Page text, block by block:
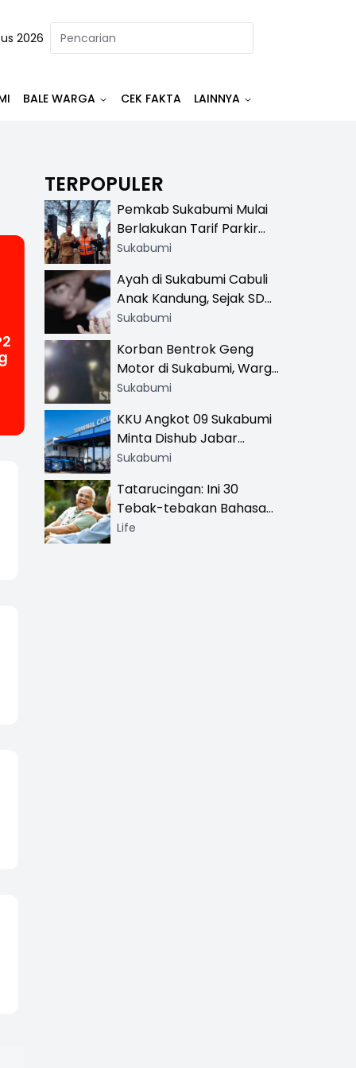
2026
BALE WARGA CEK FAKTA LAINNYA
TERPOPULER
Pemkab Sukabumi Mulai
Berlakukan Tarif Parkir
Resmi di 13 Lokasi Wisata,
Khusus
Sukabumi
Ayah di Sukabumi Cabuli
Anak Kandung, Sejak SD
Hingga SMA
Sukabumi
Korban Bentrok Geng
Motor di Sukabumi, Warga
dan Sopir Tangki
Sukabumi
KKU Angkot 09 Sukabumi
Minta Dishub Jabar
Tertibkan Trayek Ciawi-
Narik
Sukabumi
Tatarucingan: Ini 30
Tebak-tebakan Bahasa
Sunda yang Sangat
Life